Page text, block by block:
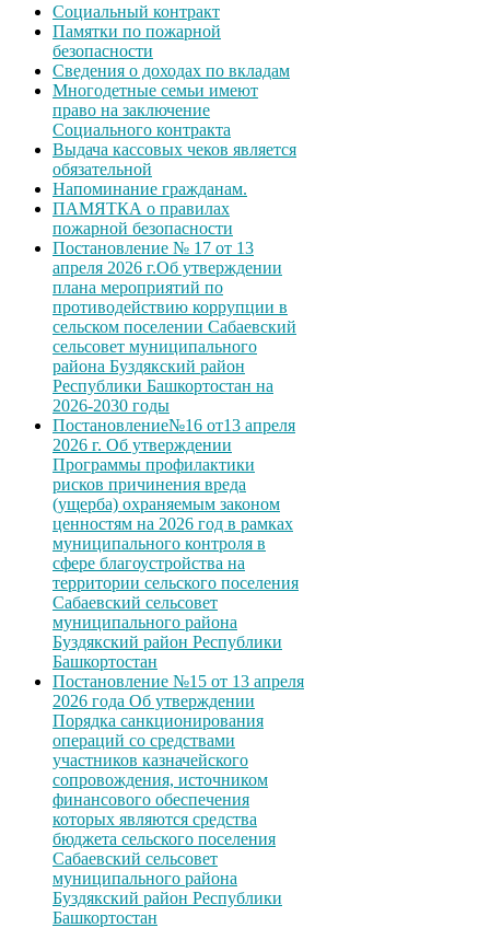
Социальный контракт
Памятки по пожарной
безопасности
Сведения о доходах по вкладам
Многодетные семьи имеют
право на заключение
Социального контракта
Выдача кассовых чеков является
обязательной
Напоминание гражданам.
ПАМЯТКА о правилах
пожарной безопасности
Постановление № 17 от 13
апреля 2026 г.Об утверждении
плана мероприятий по
противодействию коррупции в
сельском поселении Сабаевский
сельсовет муниципального
района Буздякский район
Республики Башкортостан на
2026-2030 годы
Постановление№16 от13 апреля
2026 г. Об утверждении
Программы профилактики
рисков причинения вреда
(ущерба) охраняемым законом
ценностям на 2026 год в рамках
муниципального контроля в
сфере благоустройства на
территории сельского поселения
Сабаевский сельсовет
муниципального района
Буздякский район Республики
Башкортостан
Постановление №15 от 13 апреля
2026 года Об утверждении
Порядка санкционирования
операций со средствами
участников казначейского
сопровождения, источником
финансового обеспечения
которых являются средства
бюджета сельского поселения
Сабаевский сельсовет
муниципального района
Буздякский район Республики
Башкортостан